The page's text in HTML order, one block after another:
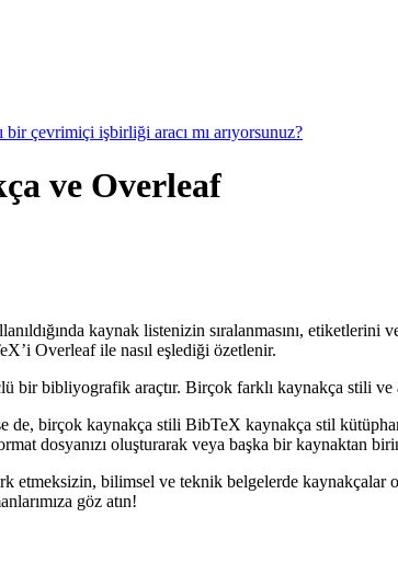
çevrimiçi işbirliği aracı mı arıyorsunuz?
ve Overleaf
kaynak listenizin sıralanmasını, etiketlerini
Overleaf ile nasıl eşlediği özetlenir.
bibliyografik araçtır. Birçok farklı kaynakça stili ve
birçok kaynakça stili BibTeX kaynakça stil
dosyanızı oluşturarak veya başka bir kaynaktan
etmeksizin, bilimsel ve teknik belgelerde
göz atın!